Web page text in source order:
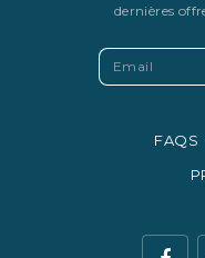
dernières
FAQS